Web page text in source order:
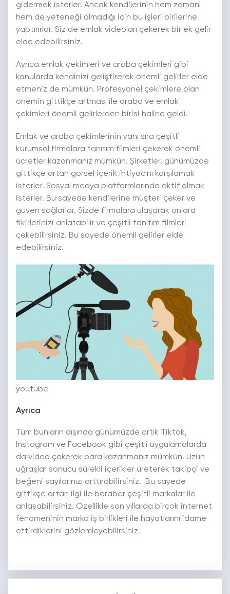
gidermek isterler. Ancak kendilerinin hem zamanı
hem de yeteneği olmadığı için bu işleri birilerine
yaptırırlar. Siz de emlak videoları çekerek bir ek gelir
elde edebilirsiniz.
Ayrıca emlak çekimleri ve araba çekimleri gibi
konularda kendinizi geliştirerek önemli gelirler elde
etmeniz de mümkün. Profesyonel çekimlere olan
önemin gittikçe artması ile araba ve emlak
çekimleri önemli gelirlerden birisi haline geldi.
Emlak ve araba çekimlerinin yanı sıra çeşitli
kurumsal firmalara tanıtım filmleri çekerek önemli
ücretler kazanmanız mümkün. Şirketler, günümüzde
gittikçe artan görsel içerik ihtiyacını karşılamak
isterler. Sosyal medya platformlarında aktif olmak
isterler. Bu sayede kendilerine müşteri çeker ve
güven sağlarlar. Sizde firmalara ulaşarak onlara
fikirlerinizi anlatabilir ve çeşitli tanıtım filmleri
çekebilirsiniz. Bu sayede önemli gelirler elde
edebilirsiniz.
youtube
Ayrıca
Tüm bunların dışında günümüzde artık Tiktok,
Instagram ve Facebook gibi çeşitli uygulamalarda
da video çekerek para kazanmanız mümkün. Uzun
uğraşlar sonucu sürekli içerikler üreterek takipçi ve
beğeni sayılarınızı arttırabilirsiniz. Bu sayede
gittikçe artan ilgi ile beraber çeşitli markalar ile
anlaşabilirsiniz. Özellikle son yıllarda birçok internet
fenomeninin marka iş birlikleri ile hayatlarını idame
ettirdiklerini gözlemleyebilirsiniz.